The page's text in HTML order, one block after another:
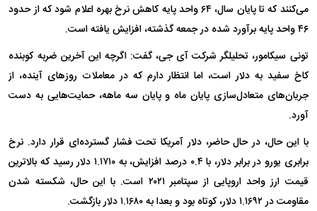
می‌کنند که تا پایان سال، ۶۴ واحد پایه کاهش نرخ بهره اعلام شود که از حدود
۴۶ واحد پایه برآورد شده در جمعه گذشته، افزایش یافته است.
تونی سیکامور، تحلیلگر شرکت آی جی، گفت: اگرچه این آخرین ضربه کوبنده
کاخ سفید به دلار است، اما انتظار دارم که در معاملات روز‌های آینده، از
جریان‌های متعادل‌سازی پایان ماه و پایان سه ماهه، حمایت‌هایی به دست
آورد.
با این حال، در حال حاضر، دلار آمریکا تحت فشار گسترده‌ای قرار دارد. نرخ
برابری یورو در برابر دلار، با ۰.۴ درصد افزایش، به ۱.۱۷۱۰ دلار رسید که بالاترین
قیمت ارز واحد اروپایی از سپتامبر ۲۰۲۱ است. با این حال، شکسته شدن
مقاومت در ۱.۱۶۹۲ دلار، کوتاه بود و بعدا به ۱.۱۶۸۰ دلار بازگشت.